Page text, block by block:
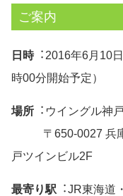
ご案内
日時︓2016年6月10
時00分開始予定）
場所 ︓ウイングル神
〒650-0027 兵
戸ツインビル2F
最寄り駅 ︓JR東海